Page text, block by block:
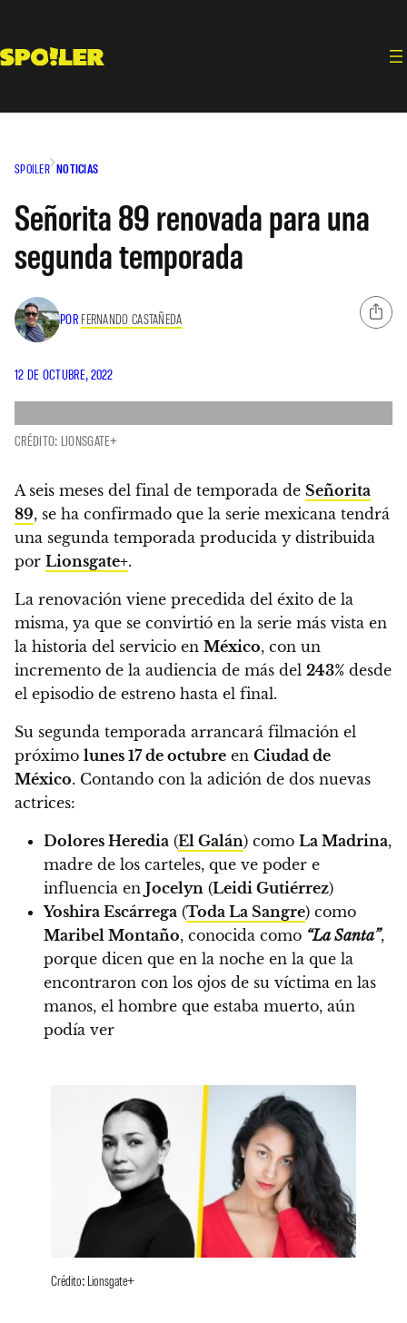
contenido
SPOILER NOTICIAS
Señorita 89 renovada para una
segunda temporada
POR FERNANDO CASTAÑEDA
12 DE OCTUBRE, 2022
CRÉDITO: LIONSGATE+
A seis meses del final de temporada de Señorita
89, se ha confirmado que la serie mexicana tendrá
una segunda temporada producida y distribuida
por Lionsgate+.
La renovación viene precedida del éxito de la
misma, ya que se convirtió en la serie más vista en
la historia del servicio en México, con un
incremento de la audiencia de más del 243% desde
el episodio de estreno hasta el final.
Su segunda temporada arrancará filmación el
próximo lunes 17 de octubre en Ciudad de
México. Contando con la adición de dos nuevas
actrices:
Dolores Heredia (El Galán) como La Madrina,
madre de los carteles, que ve poder e
influencia en Jocelyn (Leidi Gutiérrez)
Yoshira Escárrega (Toda La Sangre) como
Maribel Montaño, conocida como “La Santa”,
porque dicen que en la noche en la que la
encontraron con los ojos de su víctima en las
manos, el hombre que estaba muerto, aún
podía ver
Crédito: Lionsgate+